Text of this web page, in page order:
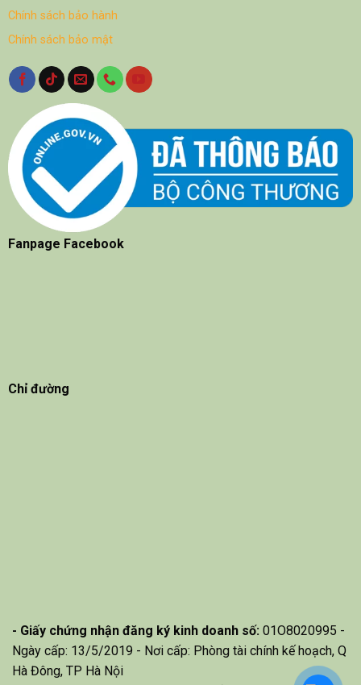
Chính sách bảo hành
Chính sách bảo mật
Fanpage Facebook
Chỉ đường
- Giấy chứng nhận đăng ký kinh doanh số: 01O8020995 -
Ngày cấp: 13/5/2019 - Nơi cấp: Phòng tài chính kế hoạch, Q
Hà Đông, TP Hà Nội